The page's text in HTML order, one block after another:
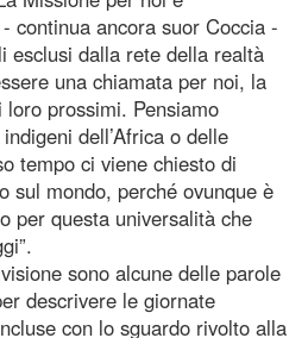
continua ancora suor Coccia -
esclusi dalla rete della realtà
una chiamata per noi, la
prossimi. Pensiamo
dell’Africa o delle
tempo ci viene chiesto di
sul mondo, perché ovunque è
per questa universalità che
sono alcune delle parole
descrivere le giornate
con lo sguardo rivolto alla